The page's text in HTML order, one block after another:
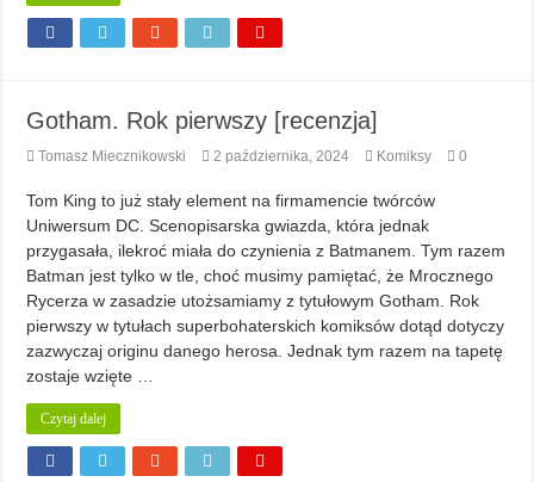
Gotham. Rok pierwszy [recenzja]
Tomasz Miecznikowski 2 października, 2024 Komiksy 0
Tom King to już stały element na firmamencie twórców
Uniwersum DC. Scenopisarska gwiazda, która jednak
przygasała, ilekroć miała do czynienia z Batmanem. Tym razem
Batman jest tylko w tle, choć musimy pamiętać, że Mrocznego
Rycerza w zasadzie utożsamiamy z tytułowym Gotham. Rok
pierwszy w tytułach superbohaterskich komiksów dotąd dotyczy
zazwyczaj originu danego herosa. Jednak tym razem na tapetę
zostaje wzięte …
Czytaj dalej